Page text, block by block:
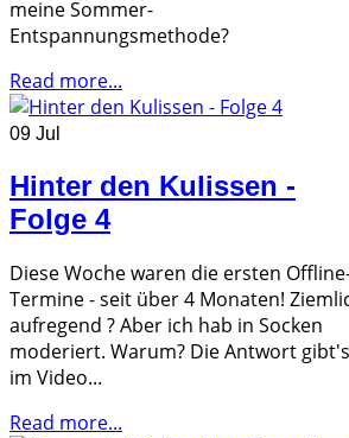
meine Sommer-
Entspannungsmethode?
Read more...
09 Jul
Hinter den Kulissen -
Folge 4
Diese Woche waren die ersten
Termine - seit über 4 Monaten!
aufregend ? Aber ich hab in Socken
moderiert. Warum? Die Antwort gibt's
im Video...
Read more...